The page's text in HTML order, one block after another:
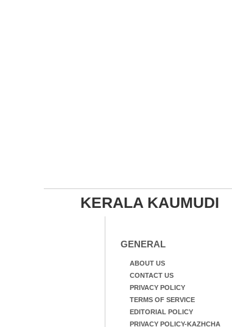
KERALA KAUMUDI
GENERAL
ABOUT US
CONTACT US
PRIVACY POLICY
TERMS OF SERVICE
EDITORIAL POLICY
PRIVACY POLICY-KAZHCHA